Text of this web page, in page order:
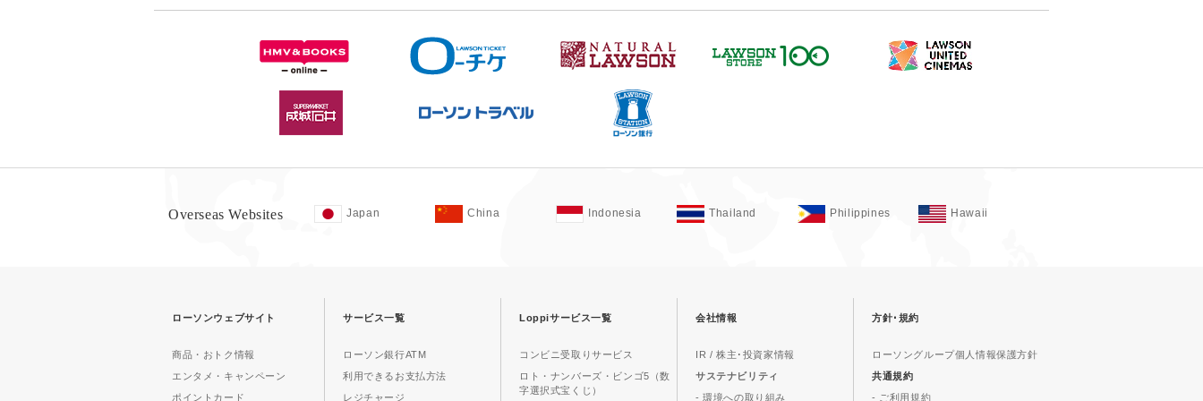
Overseas Websites Japan China Indonesia Thailand Philippines Hawaii
ローソンウェブサイト
商品・おトク情報
エンタメ・キャンペーン
ポイントカード
サービス一覧
ローソン銀行ATM
利用できるお支払方法
レジチャージ
Loppiサービス一覧
コンビニ受取りサービス
ロト・ナンバーズ・ビンゴ5（数
字選択式宝くじ）
会社情報
IR / 株主･投資家情報
サステナビリティ
- 環境への取り組み
方針･規約
ローソングループ個人情報保護方針
共通規約
- ご利用規約